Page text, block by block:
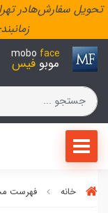
تحویل سفارش‌هادر
mobo face
موبو فیس
خانه فهرست